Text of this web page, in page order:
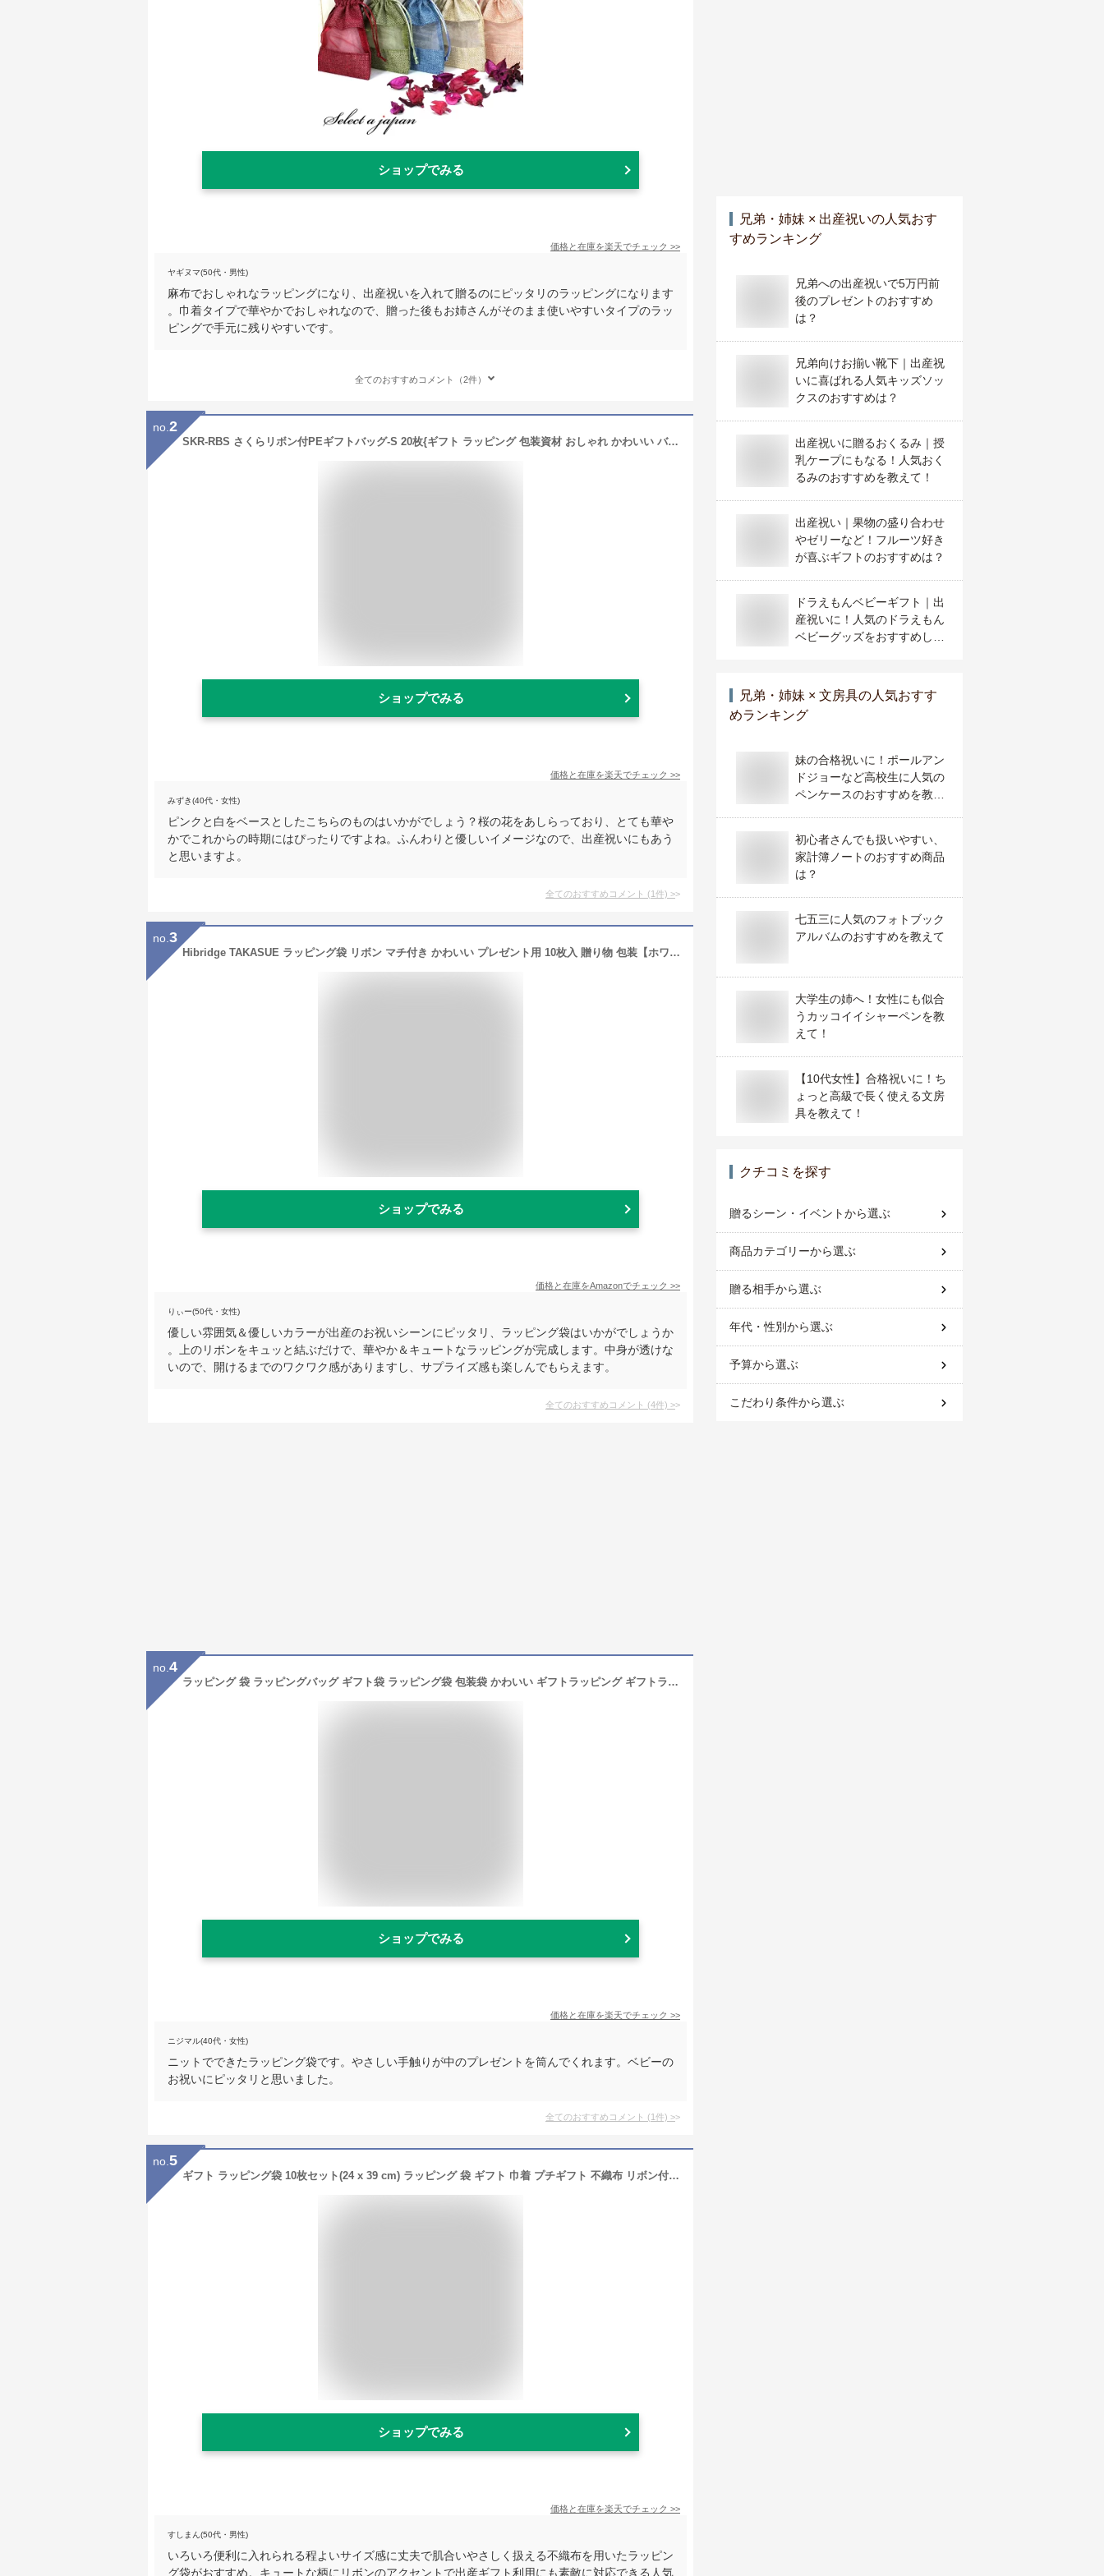
ショップでみる
価格と在庫を楽天でチェック >>
ヤギヌマ(50代・男性)
麻布でおしゃれなラッピングになり、出産祝いを入れて贈るのにピッタリのラッピングになります
。巾着タイプで華やかでおしゃれなので、贈った後もお姉さんがそのまま使いやすいタイプのラッ
ピングで手元に残りやすいです。
全てのおすすめコメント（2件）
no. 2
SKR-RBS さくらリボン付PEギフトバッグ-S 20枚{ギフト ラッピング 包装資材 おしゃれ かわいい バッグ シール カード} {子供会 景品 お祭り くじ引き 縁日} 603[21L18]
ショップでみる
価格と在庫を楽天でチェック >>
みずき(40代・女性)
ピンクと白をベースとしたこちらのものはいかがでしょう？桜の花をあしらっており、とても華や
かでこれからの時期にはぴったりですよね。ふんわりと優しいイメージなので、出産祝いにもあう
と思いますよ。
全てのおすすめコメント (1件) >
no. 3
Hibridge TAKASUE ラッピング袋 リボン マチ付き かわいい プレゼント用 10枚入 贈り物 包装【ホワイト】
ショップでみる
価格と在庫をAmazonでチェック >>
りぃー(50代・女性)
優しい雰囲気＆優しいカラーが出産のお祝いシーンにピッタリ、ラッピング袋はいかがでしょうか
。上のリボンをキュッと結ぶだけで、華やか＆キュートなラッピングが完成します。中身が透けな
いので、開けるまでのワクワク感がありますし、サプライズ感も楽しんでもらえます。
全てのおすすめコメント (4件) >
no. 4
ラッピング 袋 ラッピングバッグ ギフト袋 ラッピング袋 包装袋 かわいい ギフトラッピング ギフトラッピング袋 バッグ Mサイズ 巾着 ギフト ポーチ 小物入れ 1個 おしゃれ ニット 仕分け ニットバッグ プレゼント 日本製 リボン 1枚 誕生日 【Gift bag medium】 mocモック
ショップでみる
価格と在庫を楽天でチェック >>
ニジマル(40代・女性)
ニットでできたラッピング袋です。やさしい手触りが中のプレゼントを筒んでくれます。ベビーの
お祝いにピッタリと思いました。
全てのおすすめコメント (1件) >
no. 5
ギフト ラッピング袋 10枚セット(24 x 39 cm) ラッピング 袋 ギフト 巾着 プチギフト 不織布 リボン付き 無地 プレゼント 贈り物 かわいい おしゃれ クリスマス 誕生日プレゼント 母の日ギフト＜ネコポス配送＞送料無料
ショップでみる
価格と在庫を楽天でチェック >>
すしまん(50代・男性)
いろいろ便利に入れられる程よいサイズ感に丈夫で肌合いやさしく扱える不織布を用いたラッピン
グ袋がおすすめ。キュートな柄にリボンのアクセントで出産ギフト利用にも素敵に対応できる人気
兄弟・姉妹 × 出産祝いの人気おす
すめランキング
兄弟への出産祝いで5万円前
後のプレゼントのおすすめ
は？
兄弟向けお揃い靴下｜出産祝
いに喜ばれる人気キッズソッ
クスのおすすめは？
出産祝いに贈るおくるみ｜授
乳ケープにもなる！人気おく
るみのおすすめを教えて！
出産祝い｜果物の盛り合わせ
やゼリーなど！フルーツ好き
が喜ぶギフトのおすすめは？
ドラえもんベビーギフト｜出
産祝いに！人気のドラえもん
ベビーグッズをおすすめし
兄弟・姉妹 × 文房具の人気おすす
めランキング
妹の合格祝いに！ポールアン
ドジョーなど高校生に人気の
ペンケースのおすすめを教え
初心者さんでも扱いやすい、
家計簿ノートのおすすめ商品
は？
七五三に人気のフォトブック
アルバムのおすすめを教えて
大学生の姉へ！女性にも似合
うカッコイイシャーペンを教
えて！
【10代女性】合格祝いに！ち
ょっと高級で長く使える文房
具を教えて！
クチコミを探す
贈るシーン・イベントから選ぶ
商品カテゴリーから選ぶ
贈る相手から選ぶ
年代・性別から選ぶ
予算から選ぶ
こだわり条件から選ぶ